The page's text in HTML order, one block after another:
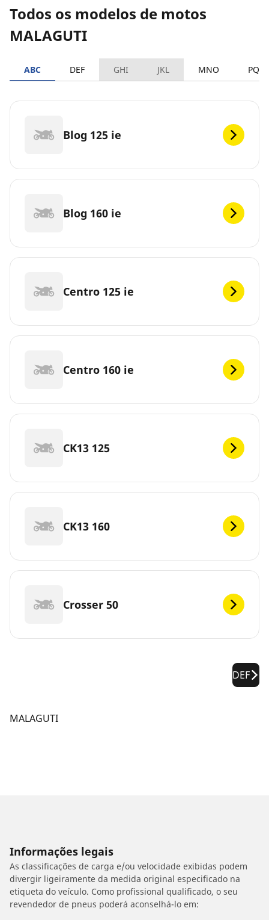
Todos os modelos de motos
MALAGUTI
ABC DEF GHI JKL MNO PQRS
Blog 125 ie
Blog 160 ie
Centro 125 ie
Centro 160 ie
CK13 125
CK13 160
Crosser 50
DEF
MALAGUTI
Informações legais
As classificações de carga e/ou velocidade exibidas podem
divergir ligeiramente da medida original especificado na
etiqueta do veículo. Como profissional qualificado, o seu
revendedor de pneus poderá aconselhá-lo em: